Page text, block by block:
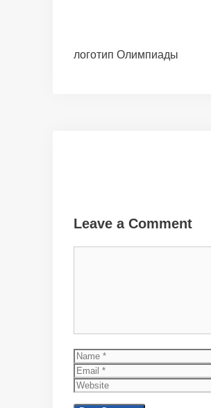
логотип Олимпиады
Leave a Comment
Name